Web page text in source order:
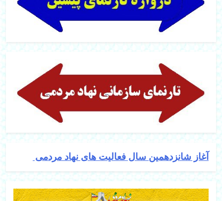
آغاز شانزدهمین سال فعالیت های نهاد مردمی